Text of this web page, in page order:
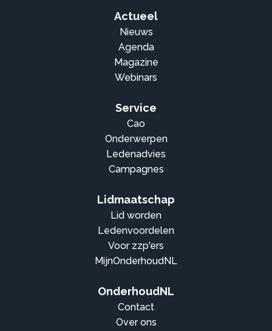
Actueel
Nieuws
Agenda
Magazine
Webinars
Service
Cao
Onderwerpen
Ledenadvies
Campagnes
Lidmaatschap
Lid worden
Ledenvoordelen
Voor zzp'ers
MijnOnderhoudNL
OnderhoudNL
Contact
Over ons